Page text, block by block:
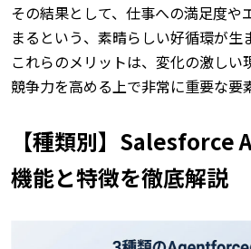
その結果として、仕事への満足度や
まるという、素晴らしい好循環が生
これらのメリットは、変化の激しい
競争力を高める上で非常に重要な要
【種類別】
機能と特徴を徹底解説